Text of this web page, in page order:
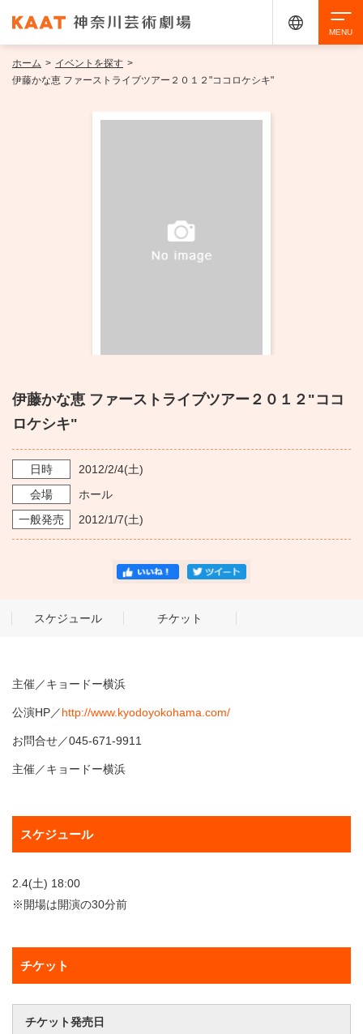
・ レストラン/カフェ
・ よくある質問
KAATについて
・ ミッション
・ 芸術監督
・ 施設概要
KAAT 神奈川芸術劇場
SNS
ホーム > イベントを探す >
伊藤かな恵 ファーストライブツアー２０１２"ココロケシキ"
伊藤かな恵 ファーストライブツアー２０１２"ココ
ロケシキ"
日時 2012/2/4(土)
会場
ホール
一般発売
2012/1/7(土)
スケジュール チケット
主催／キョードー横浜
公演HP／http://www.kyodoyokohama.com/
お問合せ／045-671-9911
主催／キョードー横浜
スケジュール
2.4(土) 18:00
※開場は開演の30分前
チケット
チケット発売日